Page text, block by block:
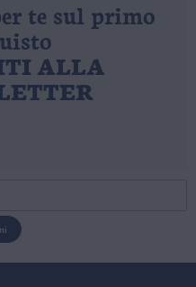
te sul primo
ALLA